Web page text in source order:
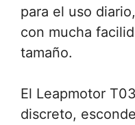
para el uso
con mucha
tamaño.
El Leapmotor
discreto,